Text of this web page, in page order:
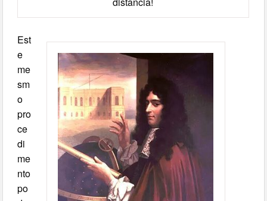
Est
e
me
sm
o
pro
ce
di
me
nto
po